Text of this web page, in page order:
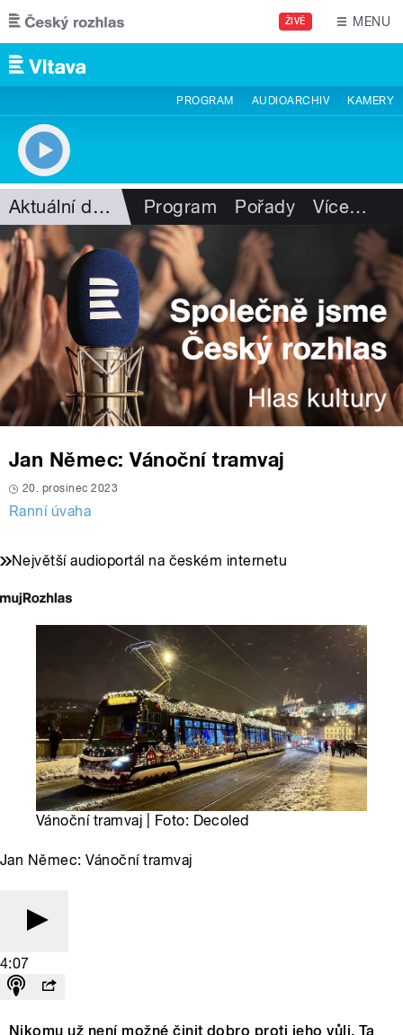
Přejít k hlavnímu obsahu
ŽIVĚ MENU
PROGRAM AUDIOARCHIV KAMERY
Aktuální dění Program Pořady Více…
Jan Němec: Vánoční tramvaj
20. prosinec 2023
Ranní úvaha
Největší audioportál na českém internetu
Vánoční tramvaj | Foto: Decoled
Jan Němec: Vánoční tramvaj
4:07
Nikomu už není možné činit dobro proti jeho vůli. Ta